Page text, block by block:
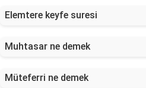
Elemtere keyfe suresi
Muhtasar ne demek
Müteferri ne demek